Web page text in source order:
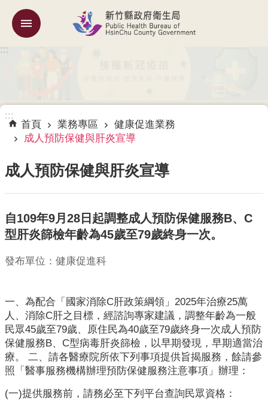
跳到主要內容區塊
訊
息
告
專
區
專
員
區
主
題
專
:::
:::
首頁 業務專區
健康促進業務
成人預防保健與肝炎宣導
成人預防保健與肝炎宣導
自109年9月28日起調整成人預防保健服務B、C
型肝炎篩檢年齡為45歲至79歲終身一次。
發布單位：健康促進科
一、為配合「國家消除C肝政策綱領」2025年治療25萬
人、消除C肝之目標，經諮詢專家建議，調整年齡為一般
民眾45歲至79歲、原住民為40歲至79歲終身一次成人預防
保健服務B、C型病毒肝炎篩檢，以早期發現，早期適當治
療。 二、請各醫療院所依下列事項提供旨揭服務，餘請參
照「醫事服務機構辦理預防保健服務注意事項」辦理：
(一)提供服務前，請務必至下列平台查詢民眾資格：